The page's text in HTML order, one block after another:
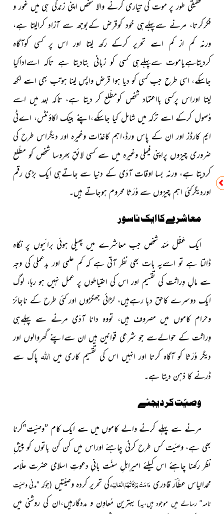
حقیقی طور پر موت کی تیّاری کرنے والا شخص اپنی زندگی ہی میں غور و
فکرکرتا، مرنے سےپہلےہی خود کوقرض کےبوجھ سے آزاد کرالیتا ہے،
ورنہ کم از کم اسے تحریر کرکے رکھ لیتا اور اس پر کسی کوآگاہ
کردیتاہےیاموت سےپہلےہی کسی کو زبانی بتادیتا ہے تاکہ اسےاداکیا
جاسکے، اسی طرح جب کسی کو دیا ہوا قرض واپس لینا ہوتب بھی اسے لکھ
لیتا اوراس پرکسی بااعتماد شخص کومطّلع کر دیتا ہے، تاکہ بعد میں اسے
وُصول کرکے اسے ترکہ میں شامل کیا جاسکے،اپنے بینک اکاؤنٹس، اےٹی
ایم کارڈز اور ان کے پاس ورڈ،اہم کاغذات وغیرہ اور دیگراس طرح کی
ضروری چیزوں پراپنی فیملی وغیرہ میں سے کسی لائقِ بھروسا شخص کو مطّلع
کردیتا ہے، ورنہ بسا اوقات آدَمی کے دنیا سے جاتےہی ایک بڑی رقم
اوردیگرکئی اہم چیزوں سے وُرَثا محروم ہوجاتے ہیں۔
معاشرے کا ایک ناسور
ایک عَقْل مَند شخص جب معاشرے میں پھیلی ہوئی برائیوں پر نگاہ
ڈالتا ہے تو اسےیہ بات بھی نظر آتی ہے کہ کم علمی اور بدعملی کی وجہ
سے مالِ وِراثت کی تقسیم اور اس کی احتیاطوں پر عمل نہیں ہو رہا، لوگ
ایک دوسرے کاحق دبا رہےہیں، لڑائی جھگڑوں اور کئی طرح کے ناجائز
وحرام کاموں میں مصروف ہیں، تووہ دانا آدَمی مرنے سے پہلےہی
وِراثت کے حوالےسے جو شرعی قوانین ہیں ان سےاپنے گھروالوں اور
دیگر وُرَثا کو آگاہ کرتا اور انہیں اس کی تقسیم کاری میں اللہپاک سے
ڈرنے کا ذہن دیتا ہے۔
وصیّت کر دیجئے
مرنے سے پہلے کرنے والے کاموں میں سے ایک کام ”وصیّت“کرنا
بھی ہے، وصیّت کس طرح کرنی چاہئے اوراس میں کن کن باتوں کو پیش ِ
نظر رکھنا چاہئے اس کیلئے امیرِاہلِ سنّت بانیِ دعوتِ اسلامی حضرت علّامہ
محمدالیاس عطّاؔر قادری دَامَتْ بَرَکَاتُہُمُ الْعَالِیَہکی تحریر کردہ وصیّتیں (جوکہ ”مدنی وصیّت
نامہ“ رسالے میں موجود ہیں،یہ) بہترین مُعاوِن و مددگارہیں،ان کی روشنی میں